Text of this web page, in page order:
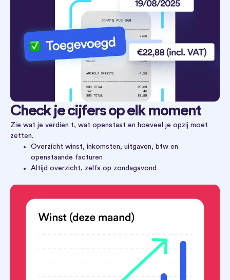
Check je cijfers op elk moment
Zie wat je verdien t, wat openstaat en hoeveel je opzij moet
zetten.
Overzicht winst, inkomsten, uitgaven, btw en
openstaande facturen
Altijd overzicht, zelfs op zondagavond